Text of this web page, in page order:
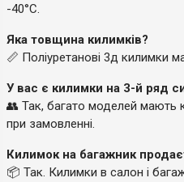
-40°C.
Яка товщина килимків?
📏 Поліуретанові 3д килимки
У вас є килимки на 3-й ряд
👥 Так, багато моделей мають
при замовленні.
Килимок на багажник
📦 Так. Килимки в салон і